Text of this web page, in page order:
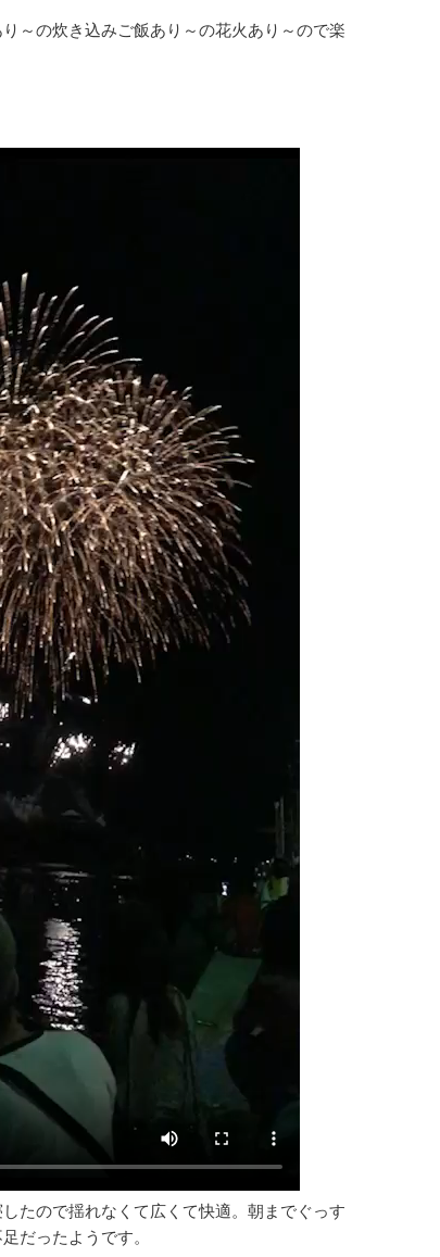
～の炊き込みご飯あり～の花火あり～ので楽
たので揺れなくて広くて快適。朝までぐっす
だったようです。